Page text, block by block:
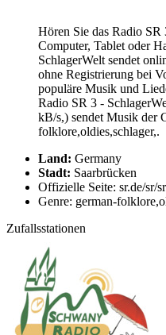
Hören Sie das Radio
Computer, Tablet oder
SchlagerWelt sendet
ohne Registrierung bei
populäre Musik und
Radio SR 3 -
kB/s,) sendet Musik der
folklore,oldies,schlager,.
Land: Germany
Stadt: Saarbrücken
Offizielle Seite: sr.de/sr/
Genre: german-
Zufallsstationen